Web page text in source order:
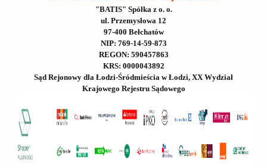
"BATIS" Spółka z o. o.
ul. Przemysłowa 12
97-400 Bełchatów
NIP: 769-14-59-873
REGON: 590457863
KRS: 0000043892
Sąd Rejonowy dla Łodzi-Śródmieścia w Łodzi, XX Wydział
Krajowego Rejestru Sądowego